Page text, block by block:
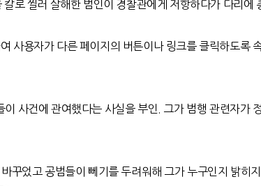
로 찔러 살해한 범인이 경찰관에게 저항하다가 다리에
사용자가 다른 페이지의 버튼이나 링크를 클릭하도록
이 사건에 관여했다는 사실을 부인 그가 범행 관련자가
었고 공범들이 뻬기를 두려워해 그가 누구인지 밝히